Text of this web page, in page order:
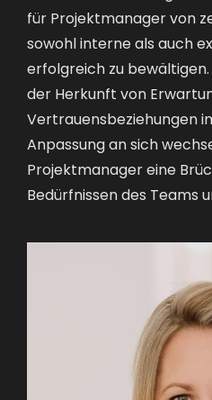
für Projektmanager von
sowohl interne als auch
erfolgreich zu
der Herkunft von
Vertrauensbeziehungen
Anpassung an sich
Projektmanager eine
Bedürfnissen des Teams